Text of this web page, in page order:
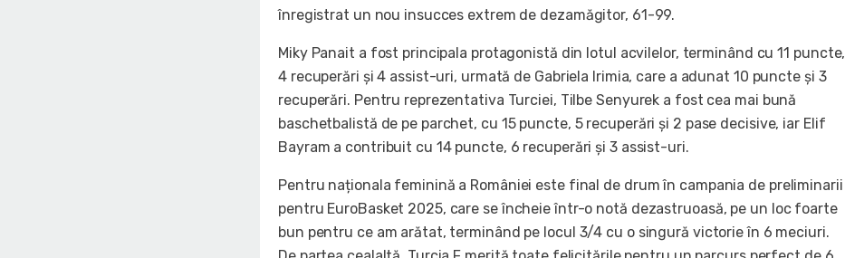
înregistrat un nou insucces extrem de dezamăgitor, 61-99.
Miky Panait a fost principala protagonistă din lotul acvilelor, terminând cu 11 puncte,
4 recuperări și 4 assist-uri, urmată de Gabriela Irimia, care a adunat 10 puncte și 3
recuperări. Pentru reprezentativa Turciei, Tilbe Senyurek a fost cea mai bună
baschetbalistă de pe parchet, cu 15 puncte, 5 recuperări și 2 pase decisive, iar Elif
Bayram a contribuit cu 14 puncte, 6 recuperări și 3 assist-uri.
Pentru naționala feminină a României este final de drum în campania de preliminarii
pentru EuroBasket 2025, care se încheie într-o notă dezastruoasă, pe un loc foarte
bun pentru ce am arătat, terminând pe locul 3/4 cu o singură victorie în 6 meciuri.